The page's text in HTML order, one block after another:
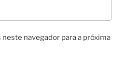
neste navegador para a próxima